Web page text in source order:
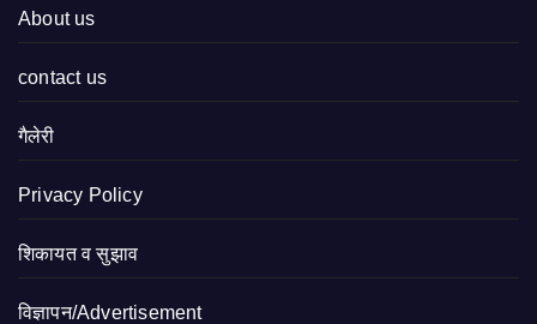
About us
contact us
गैलेरी
Privacy Policy
शिकायत व सुझाव
विज्ञापन/Advertisement